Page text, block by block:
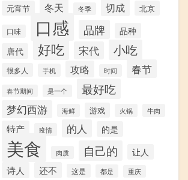
元宵节 冬天 冬季 切成 北京
口味 口感 品牌
品种
唐代
好吃 宋代 小吃
很多人 手机 攻略 时间 春节
春节期间 是一个 最好吃
梦幻西游 海鲜 游戏 火锅 牛肉
特产 疫情 的人 的是
美食 肉质 自己的 让人
诗人 还不 这是 都是 重庆